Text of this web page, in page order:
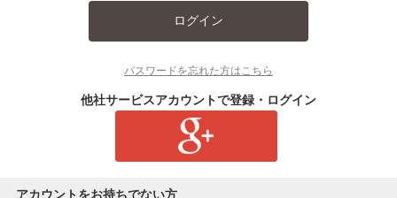
ログイン
パスワードを忘れた方はこちら
他社サービスアカウントで登録・ログイン
アカウントをお持ちでない方